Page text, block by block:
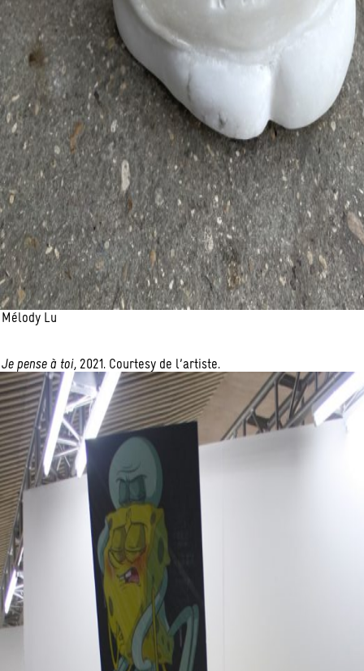
Mélody Lu
Je pense à toi, 2021. Courtesy de l’artiste.